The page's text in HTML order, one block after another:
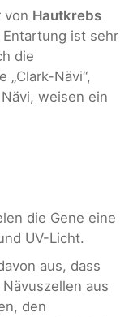
von Hautkrebs
Entartung ist sehr
die
„Clark-Nävi“,
weisen ein
die Gene eine
UV-Licht.
aus, dass
aus
den